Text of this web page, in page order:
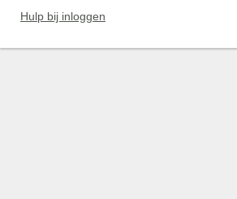
Hulp bij inloggen